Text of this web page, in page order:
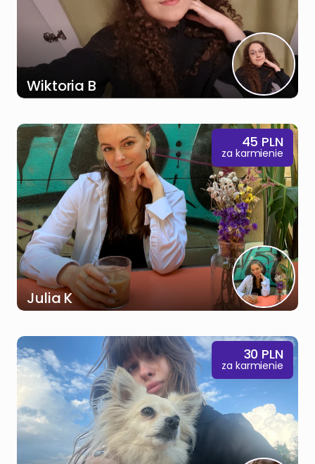
Wiktoria B
45 PLN
za karmienie
Julia K
30 PLN
za karmienie